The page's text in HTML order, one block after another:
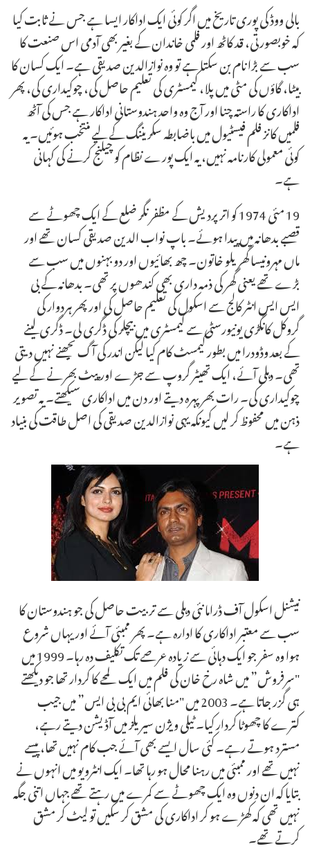
بالی ووڈ کی پوری تاریخ میں اگر کوئی ایک اداکار ایسا ہے جس نے ثابت کیا
کہ خوبصورتی، قد کاٹھ اور فلمی خاندان کے بغیر بھی آدمی اس صنعت کا
سب سے بڑا نام بن سکتا ہے تو وہ نوازالدین صدیقی ہے۔ ایک کسان کا
بیٹا، گاؤں کی مٹی میں پلا، کیمسٹری کی تعلیم حاصل کی، چوکیداری کی، پھر
اداکاری کا راستہ چنا اور آج وہ واحد ہندوستانی اداکار ہے جس کی آٹھ
فلمیں کانز فلم فیسٹیول میں باضابطہ سکریننگ کے لیے منتخب ہوئیں۔ یہ
کوئی معمولی کارنامہ نہیں، یہ ایک پورے نظام کو چیلنج کرنے کی کہانی
ہے۔
19 مئی 1974 کو اتر پردیش کے مظفر نگر ضلع کے ایک چھوٹے سے
قصبے بدھانہ میں پیدا ہوئے۔ باپ نواب الدین صدیقی کسان تھے اور
ماں مہرونیسا گھریلو خاتون۔ چھ بھائیوں اور دو بہنوں میں سب سے
بڑے تھے یعنی گھر کی ذمہ داری بھی کندھوں پر تھی۔ بدھانہ کے بی
ایس ایس انٹر کالج سے اسکول کی تعلیم حاصل کی اور پھر ہردوار کی
گروکل کانگڑی یونیورسٹی سے کیمسٹری میں بیچلر کی ڈگری لی۔ ڈگری لینے
کے بعد وڈودرا میں بطور کیمسٹ کام کیا لیکن اندر کی آگ بجھنے نہیں دیتی
تھی۔ دہلی آئے، ایک تھیٹر گروپ سے جڑے اور پیٹ بھرنے کے لیے
چوکیداری کی۔ رات بھر پہرہ دیتے اور دن میں اداکاری سیکھتے۔ یہ تصویر
ذہن میں محفوظ کر لیں کیونکہ یہی نوازالدین صدیقی کی اصل طاقت کی بنیاد
ہے۔
نیشنل اسکول آف ڈراما نئی دہلی سے تربیت حاصل کی جو ہندوستان کا
سب سے معتبر اداکاری کا ادارہ ہے۔ پھر ممبئی آئے اور یہاں شروع
ہوا وہ سفر جو ایک دہائی سے زیادہ عرصے تک تکلیف دہ رہا۔ 1999 میں
"سرفروش” میں شاہ رخ خان کی فلم میں ایک لمحے کا کردار تھا جو دیکھتے
ہی گزر جاتا ہے۔ 2003 میں "منا بھائی ایم بی بی ایس” میں جیب
کترے کا چھوٹا کردار کیا۔ ٹیلی ویژن سیریلز میں آڈیشن دیتے رہے،
مسترد ہوتے رہے۔ کئی سال ایسے بھی آئے جب کام نہیں تھا، پیسے
نہیں تھے اور ممبئی میں رہنا محال ہو رہا تھا۔ ایک انٹرویو میں انہوں نے
بتایا کہ ان دنوں وہ ایک چھوٹے سے کمرے میں رہتے تھے جہاں اتنی جگہ
نہیں تھی کہ کھڑے ہو کر اداکاری کی مشق کر سکیں تو لیٹ کر مشق
کرتے تھے۔